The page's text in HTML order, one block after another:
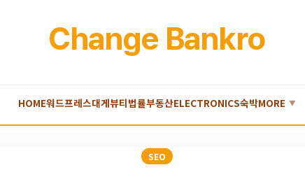
Change Bankro
HOME워드프레스대게뷰티법률부동산ELECTRONICS숙박MORE ▼
SEO